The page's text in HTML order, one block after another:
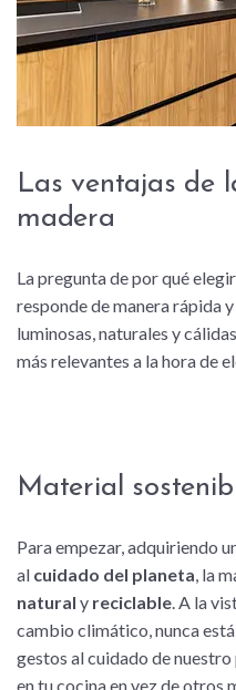
Las ventajas de
madera
La pregunta de por qué
responde de manera rápida
luminosas, naturales y
más relevantes a la hora de
Material
Para empezar, adquiriendo
al cuidado del planeta , la
natural y reciclable . A la
cambio climático, nunca
gestos al cuidado de
en tu cocina en vez de otros